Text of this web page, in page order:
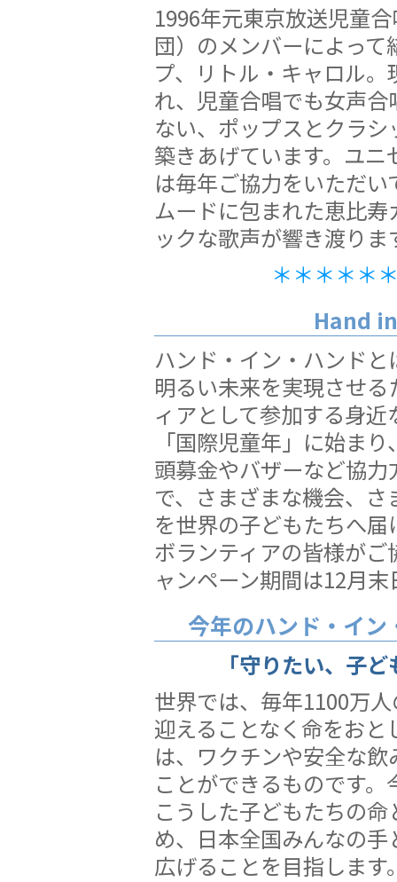
1996年元東京放送児童
団）のメンバーによっ
プ、リトル・キャロル
れ、児童合唱でも女声
ない、ポップスとクラ
築きあげています。ユ
は毎年ご協力をいただ
ムードに包まれた恵比
ックな歌声が響き渡りま
＊＊＊＊＊
Hand
ハンド・イン・ハンド
明るい未来を実現させ
ィアとして参加する身
「国際児童年」に始ま
頭募金やバザーなど協
で、さまざまな機会、
を世界の子どもたちへ
ボランティアの皆様が
ャンペーン期間は12月
今年のハンド・イ
「守りたい、子
世界では、毎年1100万
迎えることなく命をお
は、ワクチンや安全な
ことができるものです
こうした子どもたちの
め、日本全国みんなの
広げることを目指します